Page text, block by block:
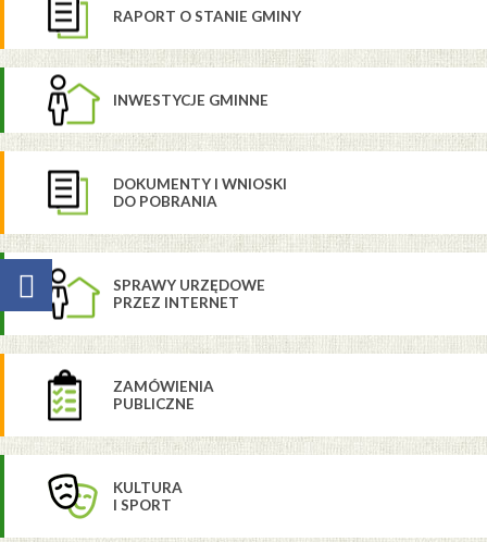
RAPORT O STANIE GMINY
INWESTYCJE GMINNE
DOKUMENTY I WNIOSKI
DO POBRANIA
SPRAWY URZĘDOWE
PRZEZ INTERNET
ZAMÓWIENIA
PUBLICZNE
KULTURA
I SPORT